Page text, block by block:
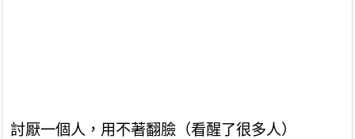
討厭一個人，用不著翻臉（看醒了很多人）